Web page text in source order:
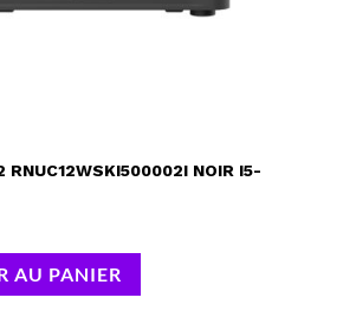
RNUC12WSKI500002I NOIR I5-
AU PANIER